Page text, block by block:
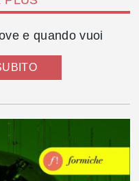
e quando vuoi